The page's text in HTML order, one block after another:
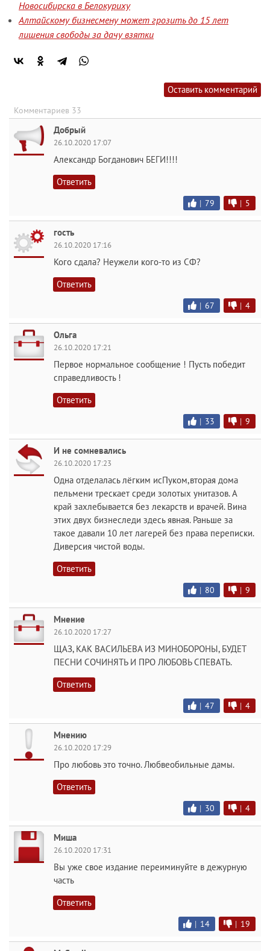
Новосибирска в Белокуриху
Алтайскому бизнесмену может грозить до 15 лет
лишения свободы за дачу взятки
Оставить комментарий
Комментариев 33
Добрый
26.10.2020 17:07
Александр Богданович БЕГИ!!!!
Ответить
| 79 | 5
гость
26.10.2020 17:16
Кого сдала? Неужели кого-то из СФ?
Ответить
| 67 | 4
Ольга
26.10.2020 17:21
Первое нормальное сообщение ! Пусть победит
справедливость !
Ответить
| 33 | 9
И не сомневались
26.10.2020 17:23
Одна отделалась лёгким исПуком,вторая дома
пельмени трескает среди золотых унитазов. А
край захлебывается без лекарств и врачей. Вина
этих двух бизнеследи здесь явная. Раньше за
такое давали 10 лет лагерей без права переписки.
Диверсия чистой воды.
Ответить
| 80 | 9
Мнение
26.10.2020 17:27
ЩАЗ, КАК ВАСИЛЬЕВА ИЗ МИНОБОРОНЫ, БУДЕТ
ПЕСНИ СОЧИНЯТЬ И ПРО ЛЮБОВЬ СПЕВАТЬ.
Ответить
| 47 | 4
Мнению
26.10.2020 17:29
Про любовь это точно. Любвеобильные дамы.
Ответить
| 30 | 4
Миша
26.10.2020 17:31
Вы уже свое издание переиминуйте в дежурную
часть
Ответить
| 14 | 19